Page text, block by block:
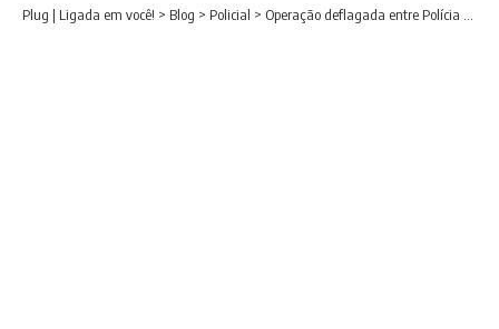
Plug | Ligada em você! > Blog > Policial > Operação deflagada entre Polícia Civil e PRF cumprem mandados em Araucária e outras cidades da região.